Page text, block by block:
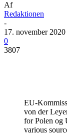
Af
Redaktionen
-
17. november 2020
0
3807
EU-
von der
for Polen og
various